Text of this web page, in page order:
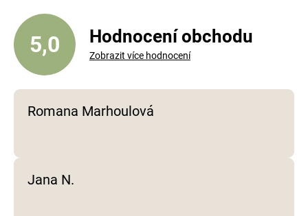
í
p
r
k
y
5,0 Hodnocení obchodu
Zobrazit více hodnocení
Romana Marhoulová
Jana N.